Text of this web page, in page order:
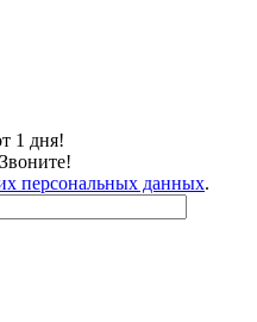
1 дня!
персональных данных.